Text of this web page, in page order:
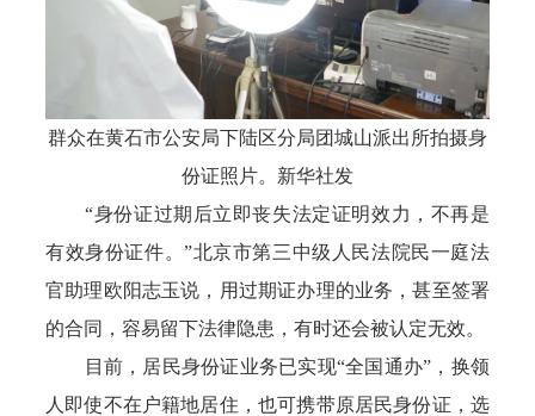
群众在黄石市公安局下陆区分局团城山派出所拍摄身
份证照片。新华社发
“身份证过期后立即丧失法定证明效力，不再是
有效身份证件。”北京市第三中级人民法院民一庭法
官助理欧阳志玉说，用过期证办理的业务，甚至签署
的合同，容易留下法律隐患，有时还会被认定无效。
目前，居民身份证业务已实现“全国通办”，换领
人即使不在户籍地居住，也可携带原居民身份证，选